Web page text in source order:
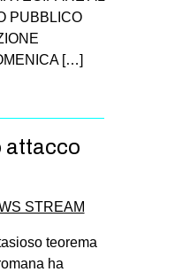
PUBBLICO
[…]
attacco
STREAM
teorema
ha